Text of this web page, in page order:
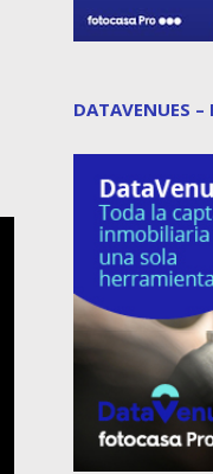
DATAVENUES